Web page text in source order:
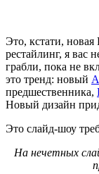
Это, кстати, новая
рестайлинг, я вас
грабли, пока не
это тренд: новый
предшественника,
Новый дизайн
Это слайд-шоу
На нечетных